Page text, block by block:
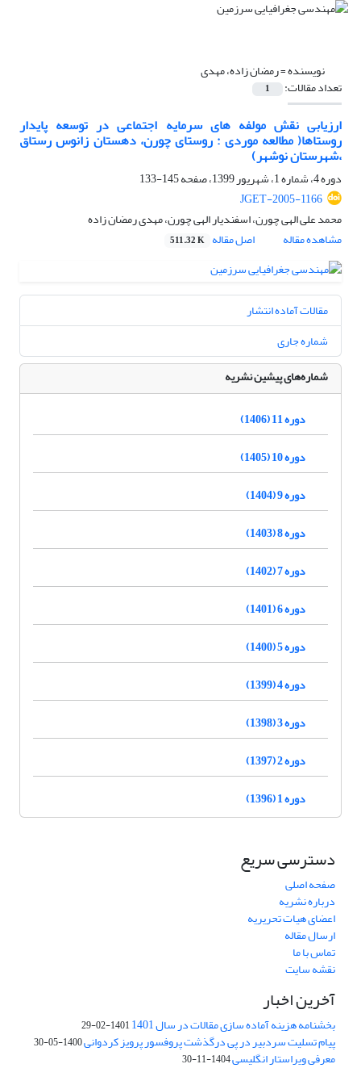
نویسنده =رمضان زاده، مهدی
تعداد مقالات: 1
ارزیابی نقش مولفه های سرمایه اجتماعی در توسعه پایدار
روستاها( مطالعه موردی : روستای چورن، دهستان زانوس رستاق
،شهرستان نوشهر)
دوره 4، شماره 1، شهریور 1399، صفحه
145-133
JGET-2005-1166
محمد علی الهی چورن، اسفندیار الهی چورن، مهدی رمضان زاده
مشاهده مقاله
اصل مقاله 511.32 K
مقالات آماده انتشار
شماره جاری
شماره‌های پیشین نشریه
دوره 11 (1406)
دوره 10 (1405)
دوره 9 (1404)
دوره 8 (1403)
دوره 7 (1402)
دوره 6 (1401)
دوره 5 (1400)
دوره 4 (1399)
دوره 3 (1398)
دوره 2 (1397)
دوره 1 (1396)
دسترسی سریع
صفحه اصلی
درباره نشریه
اعضای هیات تحریریه
ارسال مقاله
تماس با ما
نقشه سایت
آخرین اخبار
بخشنامه هزینه آماده سازی مقالات در سال 1401 1401-02-29
پیام تسلیت سردبیر در پی درگذشت پروفسور پرویز کردوانی1400-05-30
معرفی ویراستار انگلیسی1404-11-30